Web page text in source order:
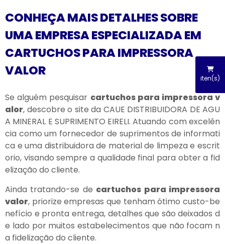
iten(s)
CONHEÇA MAIS DETALHES SOBRE
UMA EMPRESA ESPECIALIZADA EM
CARTUCHOS PARA IMPRESSORA
VALOR
Se alguém pesquisar cartuchos para impressora v
alor, descobre o site da CAUE DISTRIBUIDORA DE AGU
A MINERAL E SUPRIMENTO EIRELI. Atuando com excelên
cia como um fornecedor de suprimentos de informati
ca e uma distribuidora de material de limpeza e escrit
orio, visando sempre a qualidade final para obter a fid
elização do cliente.
Ainda tratando-se de cartuchos para impressora
valor, priorize empresas que tenham ótimo custo-be
nefício e pronta entrega, detalhes que são deixados d
e lado por muitos estabelecimentos que não focam n
a fidelização do cliente.